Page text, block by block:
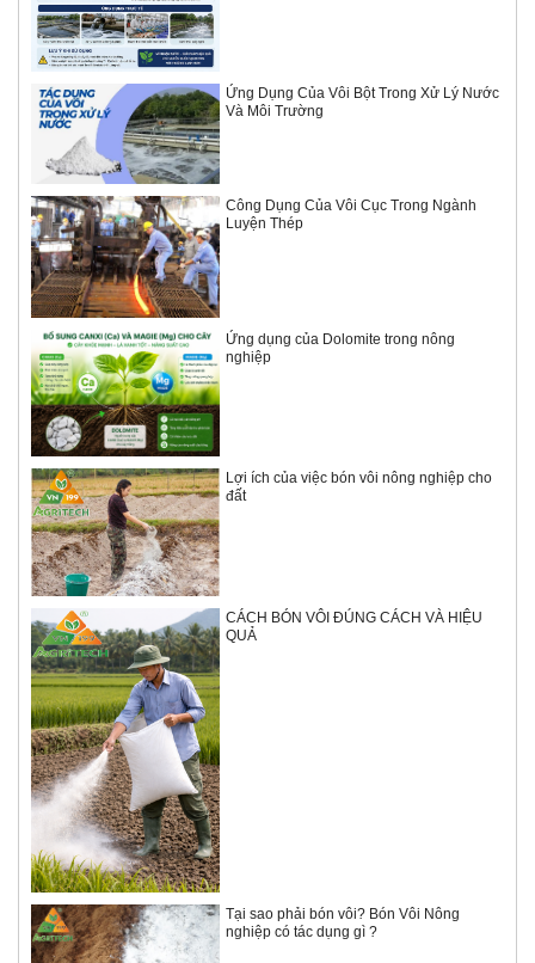
Ứng Dụng Của Vôi Bột Trong Xử Lý Nước
Và Môi Trường
Công Dụng Của Vôi Cục Trong Ngành
Luyện Thép
Ứng dụng của Dolomite trong nông
nghiệp
Lợi ích của việc bón vôi nông nghiệp cho
đất
CÁCH BÓN VÔI ĐÚNG CÁCH VÀ HIỆU
QUẢ
Tại sao phải bón vôi? Bón Vôi Nông
nghiệp có tác dụng gì ?